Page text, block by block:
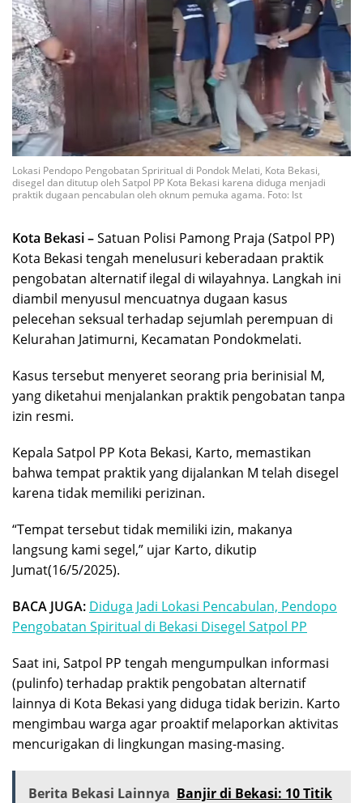
Lokasi Pendopo Pengobatan Spriritual di Pondok Melati, Kota Bekasi,
disegel dan ditutup oleh Satpol PP Kota Bekasi karena diduga menjadi
praktik dugaan pencabulan oleh oknum pemuka agama. Foto: Ist
Kota Bekasi –Satuan Polisi Pamong Praja (Satpol PP)
Kota Bekasi tengah menelusuri keberadaan praktik
pengobatan alternatif ilegal di wilayahnya. Langkah ini
diambil menyusul mencuatnya dugaan kasus
pelecehan seksual terhadap sejumlah perempuan di
Kelurahan Jatimurni, Kecamatan Pondokmelati.
Kasus tersebut menyeret seorang pria berinisial M,
yang diketahui menjalankan praktik pengobatan tanpa
izin resmi.
Kepala Satpol PP Kota Bekasi, Karto, memastikan
bahwa tempat praktik yang dijalankan M telah disegel
karena tidak memiliki perizinan.
“Tempat tersebut tidak memiliki izin, makanya
langsung kami segel,” ujar Karto, dikutip
Jumat(16/5/2025).
BACA JUGA: Diduga Jadi Lokasi Pencabulan, Pendopo
Pengobatan Spiritual di Bekasi Disegel Satpol PP
Saat ini, Satpol PP tengah mengumpulkan informasi
(pulinfo) terhadap praktik pengobatan alternatif
lainnya di Kota Bekasi yang diduga tidak berizin. Karto
mengimbau warga agar proaktif melaporkan aktivitas
mencurigakan di lingkungan masing-masing.
Berita Bekasi Lainnya Banjir di Bekasi: 10 Titik